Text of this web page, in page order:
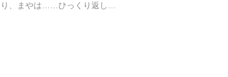
り、まやは……ひっくり返し…